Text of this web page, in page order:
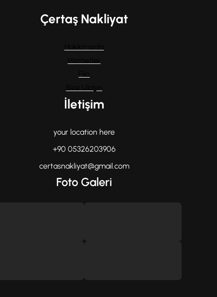
Çertaş Nakliyat
İletişim
your location here
+90 05326203906
certasnakliyat@gmail.com
Foto Galeri